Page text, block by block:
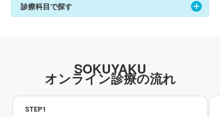
診療科目で探す
SOKUYAKU
オンライン診療の流れ
STEP1